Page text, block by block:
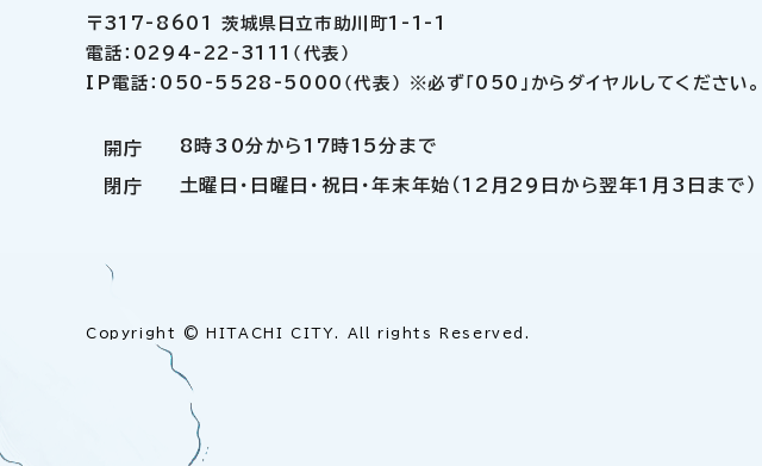
〒317-8601 茨城県日立市助川町1-1-1
電話：0294-22-3111（代表）
IP電話：050-5528-5000（代表） ※必ず「050」からダイヤルしてください。
開庁 8時30分から17時15分まで
閉庁 土曜日・日曜日・祝日・年末年始（12月29日から翌年1月3日まで）
Copyright © HITACHI CITY. All rights Reserved.